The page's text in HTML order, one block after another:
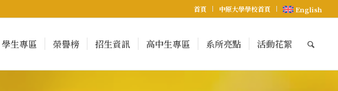
首頁 中原大學學校首頁 English
學生專區 榮譽榜 招生資訊 高中生專區 系所亮點 活動花絮